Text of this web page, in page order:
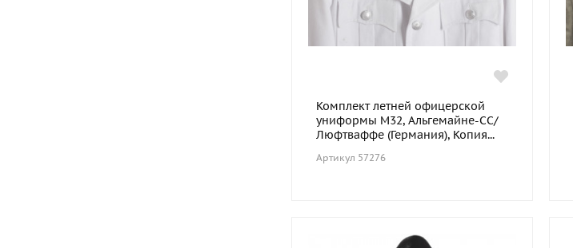
Комплект летней офицерской
униформы М32, Альгемайне-СС/
Люфтваффе (Германия), Копия...
Артикул 57276